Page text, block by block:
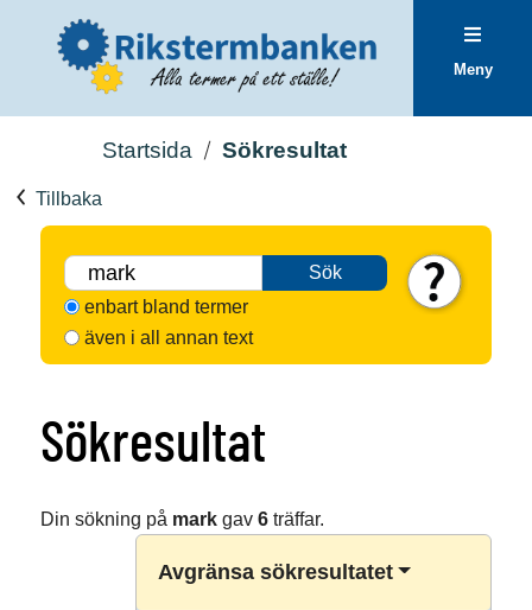
Meny
Startsida Sökresultat
Tillbaka
Sök
enbart bland termer
även i all annan text
Sökresultat
Din sökning på markgav 6träffar.
Avgränsa sökresultatet